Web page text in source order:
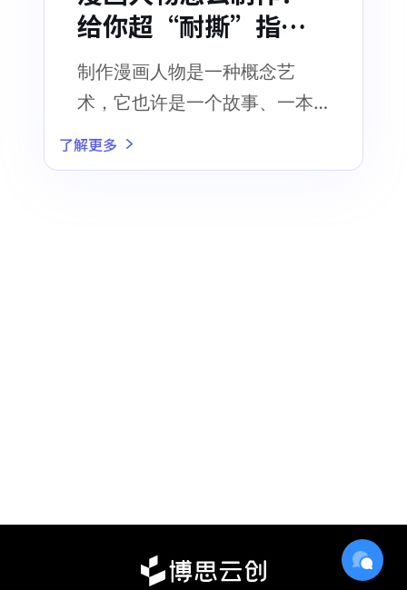
给你超“耐撕”指
南！
制作漫画人物是一种概念艺
术，它也许是一个故事、一本
书籍、一部电影、一款游戏
了解更多